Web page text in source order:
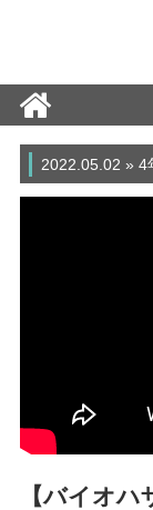
2022.05.02 » 4
【バイオ